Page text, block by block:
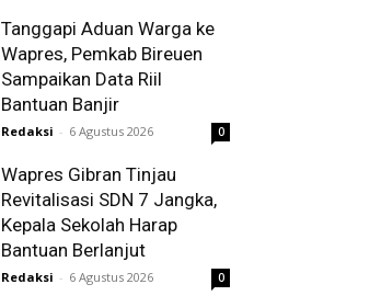
Tanggapi Aduan Warga ke
Wapres, Pemkab Bireuen
Sampaikan Data Riil
Bantuan Banjir
Redaksi - 6 Agustus 2026 0
Wapres Gibran Tinjau
Revitalisasi SDN 7 Jangka,
Kepala Sekolah Harap
Bantuan Berlanjut
Redaksi - 6 Agustus 2026 0